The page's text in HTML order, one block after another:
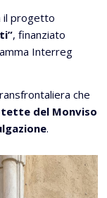
il progetto
, finanziato
Interreg
che
del Monviso
.